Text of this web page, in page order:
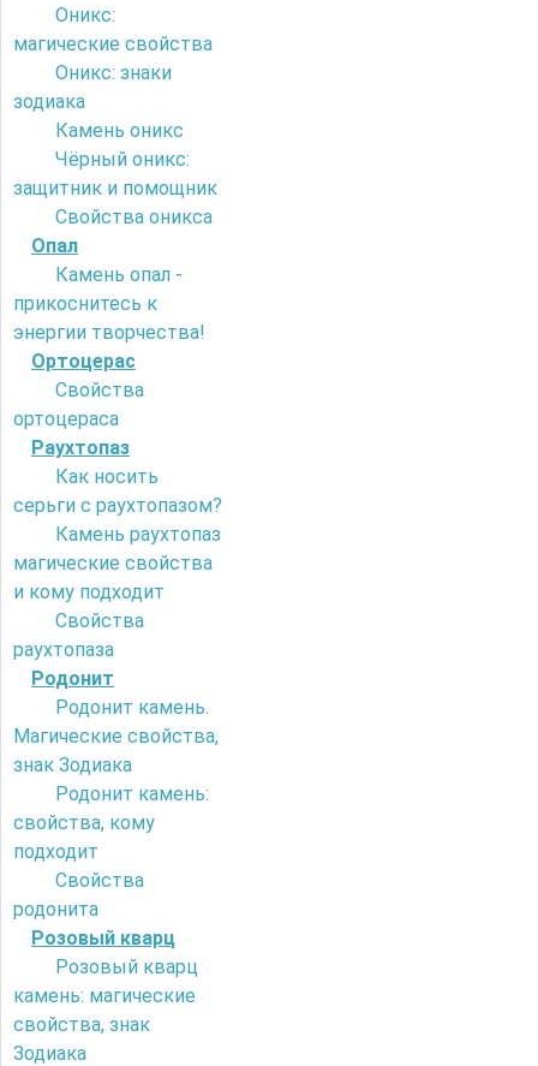
Оникс:
магические свойства
Оникс: знаки
зодиака
Камень оникс
Чёрный оникс:
защитник и помощник
Свойства оникса
Опал
Камень опал -
прикоснитесь к
энергии творчества!
Ортоцерас
Свойства
ортоцераса
Раухтопаз
Как носить
серьги с раухтопазом?
Камень раухтопаз
магические свойства
и кому подходит
Свойства
раухтопаза
Родонит
Родонит камень.
Магические свойства,
знак Зодиака
Родонит камень:
свойства, кому
подходит
Свойства
родонита
Розовый кварц
Розовый кварц
камень: магические
свойства, знак
Зодиака